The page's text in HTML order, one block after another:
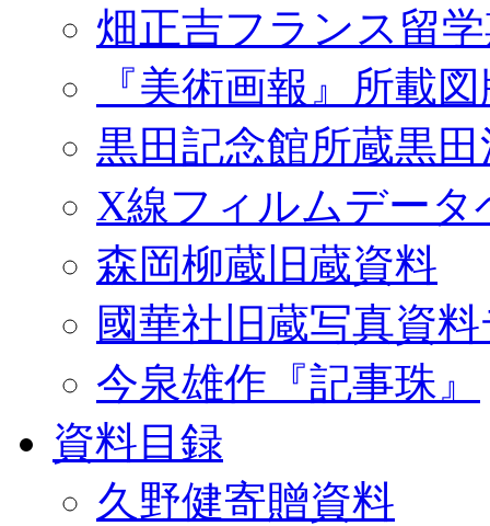
畑正吉フランス留
『美術画報』所載
黒田記念館所蔵黒
X線フィルムデータ
森岡柳蔵旧蔵資料
國華社旧蔵写真資
今泉雄作『記事珠』
資料目録
久野健寄贈資料